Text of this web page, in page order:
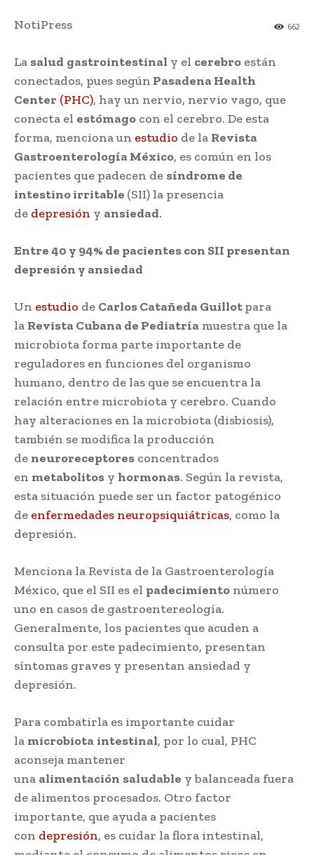
662
NotiPress
La salud gastrointestinal y el cerebro están
conectados, pues según Pasadena Health
Center (PHC), hay un nervio, nervio vago, que
conecta el estómago con el cerebro. De esta
forma, menciona un estudio de la Revista
Gastroenterología México, es común en los
pacientes que padecen de síndrome de
intestino irritable (SII) la presencia
de depresión y ansiedad.
Entre 40 y 94% de pacientes con SII presentan
depresión y ansiedad
Un estudio de Carlos Catañeda Guillotpara
la Revista Cubana de Pediatría muestra que la
microbiota forma parte importante de
reguladores en funciones del organismo
humano, dentro de las que se encuentra la
relación entre microbiota y cerebro. Cuando
hay alteraciones en la microbiota (disbiosis),
también se modifica la producción
de neuroreceptores concentrados
en metabolitos y hormonas. Según la revista,
esta situación puede ser un factor patogénico
de enfermedades neuropsiquiátricas, como la
depresión.
Menciona la Revista de la Gastroenterología
México, que el SII es el padecimiento número
uno en casos de gastroentereología.
Generalmente, los pacientes que acuden a
consulta por este padecimiento, presentan
síntomas graves y presentan ansiedad y
depresión.
Para combatirla es importante cuidar
la microbiota intestinal, por lo cual, PHC
aconseja mantener
una alimentación saludable y balanceada fuera
de alimentos procesados. Otro factor
importante, que ayuda a pacientes
con depresión, es cuidar la flora intestinal,